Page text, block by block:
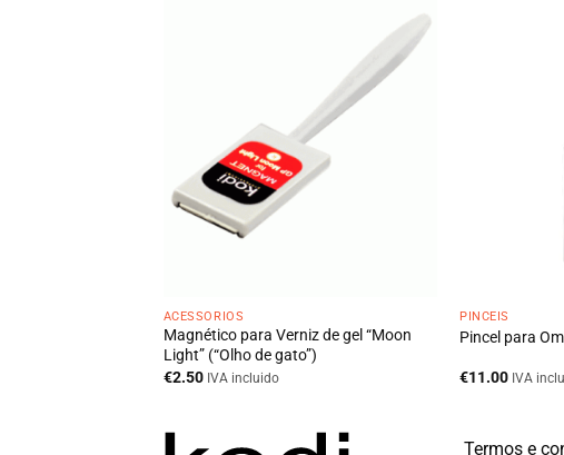
ACESSÓRIOS
Magnético para Verniz de gel “Moon
Light” (“Olho de gato”)
€2.50 IVA incluido
PINCÉIS
Pincel para
€11.00 IVA
Termos e